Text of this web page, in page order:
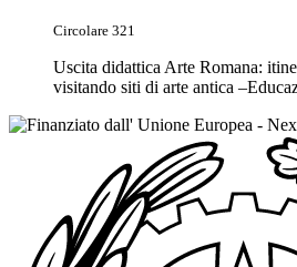
Circolare 321
Uscita didattica Arte Romana:
visitando siti di arte antica